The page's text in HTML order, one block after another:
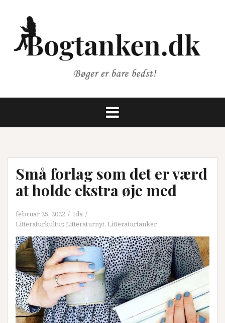
indhold
Små forlag som det er værd
at holde ekstra øje med
februar 25, 2022
Ida
Litteraturkultur, Litteraturnyt, Litteraturtanker